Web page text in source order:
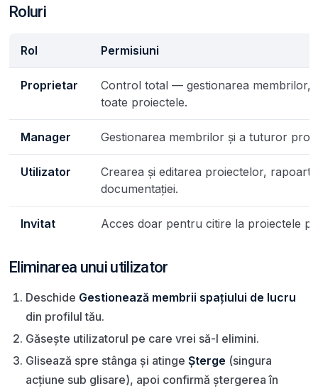
Roluri
Rol Permisiuni
Proprietar
Control total — gestionarea membrilor,
toate proiectele.
Manager Gestionarea membrilor și a tuturor
Utilizator
Crearea și editarea proiectelor,
documentației.
Invitat Acces doar pentru citire la proiectele
Eliminarea unui utilizator
Deschide Gestionează membrii spațiului de lucru
din profilul tău.
Găsește utilizatorul pe care vrei să-l elimini.
Glisează spre stânga și atinge Șterge (singura
acțiune sub glisare), apoi confirmă ștergerea în